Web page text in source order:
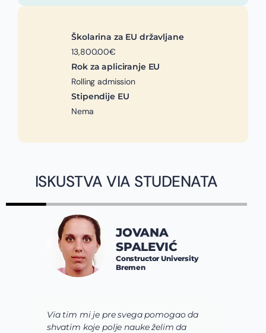
Školarina za EU državljane
13,800.00€
Rok za apliciranje EU
Rolling admission
Stipendije EU
Nema
ISKUSTVA VIA STUDENATA
Via tim mi je pre svega pomogao da
shvatim koje polje nauke želim da
JOVANA
SPALEVIĆ
Constructor University
Bremen